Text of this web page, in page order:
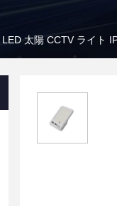
LED 太陽 CCTV ライト